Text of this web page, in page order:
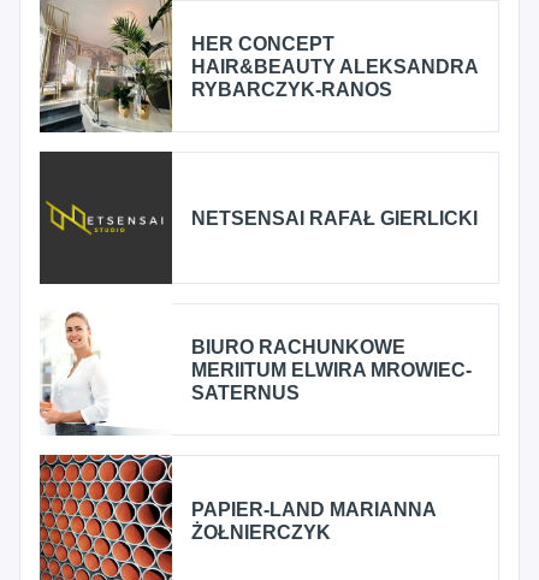
HER CONCEPT
HAIR&BEAUTY ALEKSANDRA
RYBARCZYK-RANOS
NETSENSAI RAFAŁ GIERLICKI
BIURO RACHUNKOWE
MERIITUM ELWIRA MROWIEC-
SATERNUS
PAPIER-LAND MARIANNA
ŻOŁNIERCZYK